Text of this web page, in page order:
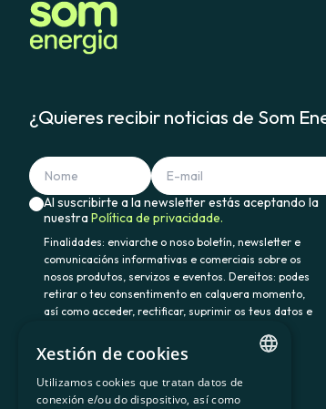
¿Quieres recibir noticias de Som
Al suscribirte a la newsletter estás aceptando la
nuestraPolítica de privacidade.
Finalidades: enviarche o noso boletín, newsletter e
comunicacións informativas e comerciais sobre os
nosos produtos, servizos e eventos. Dereitos: podes
retirar o teu consentimento en calquera momento,
así como acceder, rectificar, suprimir os teus datos e
datos.com. Información adicional:
Política de
privacidade.
CATALAN
Xestión de cookies
Utilizamos cookies que tratan datos de
conexión e/ou do dispositivo, así como